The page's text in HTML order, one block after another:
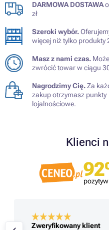
DARMOWA DOSTAWA
zł
Szeroki wybór.
więcej niż tylko produkty
Masz z nami czas.
zwrócić towar w ciągu
Nagrodzimy Cię.Za
zakup otrzymasz punkty
lojalnościowe.
Klienci
Zweryfikowany klient